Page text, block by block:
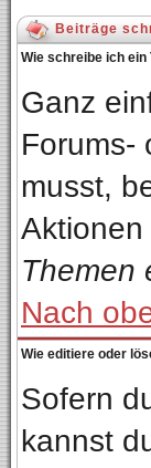
Beiträge
Wie schreibe ich ein
Ganz
Forums-
musst,
Themen
Nach
Wie editiere oder
Sofern
kannst